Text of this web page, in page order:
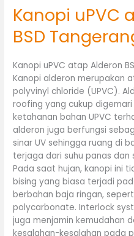
Kanopi uPVC
BSD
Kanopi uPVC atap Alderon
Kanopi alderon merupakan
polyvinyl chloride (UPVC).
roofing yang cukup
ketahanan bahan UPVC
alderon juga berfungsi
sinar UV sehingga ruang di
terjaga dari suhu panas dan
Pada saat hujan, kanopi ini
bising yang biasa terjadi
berbahan baja ringan,
polycarbonate. Interlock
juga menjamin kemudahan
kesalahan-kesalahan pada